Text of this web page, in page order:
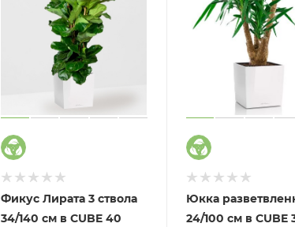
Фикус Лирата 3 ствола
34/140 см в CUBE 40
Юкка
24/100 см в CUBE